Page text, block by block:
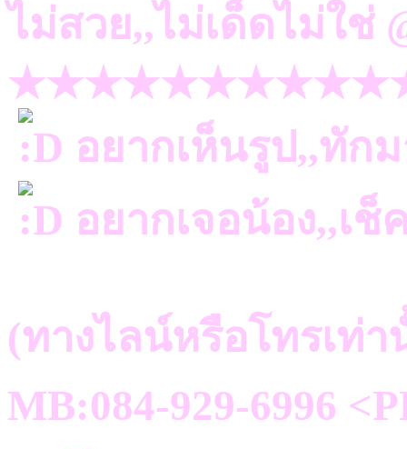
ไม่สวย,,ไม่เด็ดไม่ใช่
อยากเห็นรูป,,ทัก
อยากเจอน้อง,,เช็
(ทางไลน์หรือโทรเท่
MB:084-929-6996